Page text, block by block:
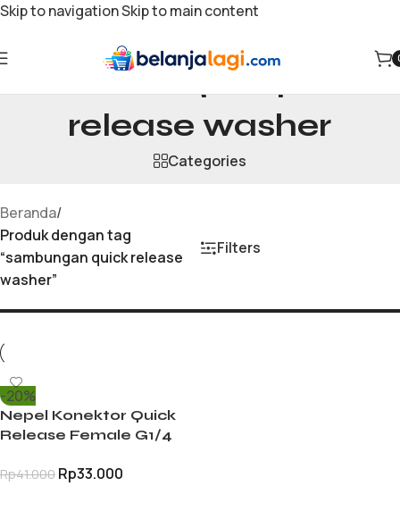
Skip to navigationSkip to main content
sambungan quick
release washer
Categories
Beranda/
Produk dengan tag
“sambungan quick release
washer”
Filters
-20%
Nepel Konektor Quick
Release Female G1/4
Cleaner Pressure
Rp41.000 Rp33.000